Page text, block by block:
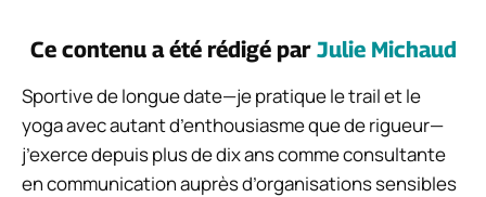
Ce contenu a été rédigé par Julie Michaud
Sportive de longue date—je pratique le trail et le
yoga avec autant d’enthousiasme que de rigueur—
j’exerce depuis plus de dix ans comme consultante
en communication auprès d’organisations sensibles